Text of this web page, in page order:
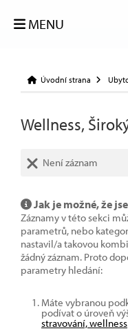
MENU
Úvodní strana
Wellness,
Není záznam
Jak je možné, že
Záznamy v této sekci
parametrů, nebo
nastavil/a takovou
žádný záznam. Proto
parametry hledání:
Máte vybranou
podívat o úroveň
stravování, wellness